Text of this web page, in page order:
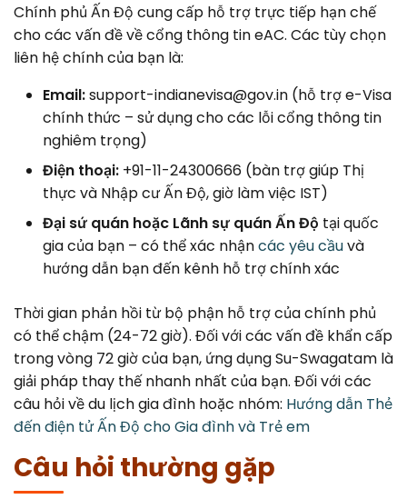
Chính phủ Ấn Độ cung cấp hỗ trợ trực tiếp hạn chế
cho các vấn đề về cổng thông tin eAC. Các tùy chọn
liên hệ chính của bạn là:
Email:support-indianevisa@gov.in (hỗ trợ e-Visa
chính thức – sử dụng cho các lỗi cổng thông tin
nghiêm trọng)
Điện thoại: +91-11-24300666 (bàn trợ giúp Thị
thực và Nhập cư Ấn Độ, giờ làm việc IST)
Đại sứ quán hoặc Lãnh sự quán Ấn Độ tại quốc
gia của bạn – có thể xác nhậncác yêu cầuvà
hướng dẫn bạn đến kênh hỗ trợ chính xác
Thời gian phản hồi từ bộ phận hỗ trợ của chính phủ
có thể chậm (24-72 giờ). Đối với các vấn đề khẩn cấp
trong vòng 72 giờ của bạn, ứng dụng Su-Swagatam là
giải pháp thay thế nhanh nhất của bạn. Đối với các
câu hỏi về du lịch gia đình hoặc nhóm: Hướng dẫn Thẻ
đến điện tử Ấn Độ cho Gia đình và Trẻ em
Câu hỏi thường gặp